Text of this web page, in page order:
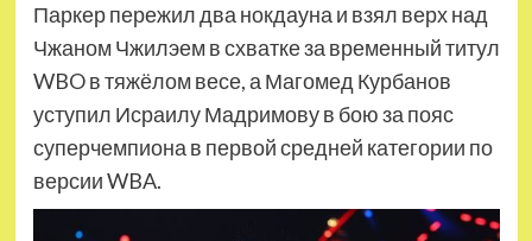
Паркер пережил два нокдауна и взял верх над
Чжаном Чжилэем в схватке за временный титул
WBO в тяжёлом весе, а Магомед Курбанов
уступил Исраилу Мадримову в бою за пояс
суперчемпиона в первой средней категории по
версии WBA.